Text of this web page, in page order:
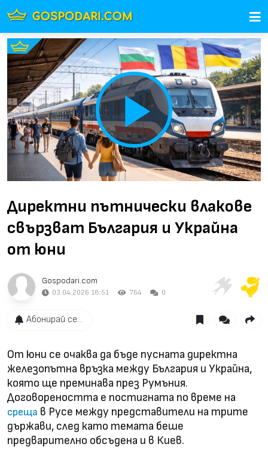
Play
Video
Директни пътнически влакове
свързват България и Украйна
от юни
Gospodari.com
03.04.2026 18:51 764 0
Абонирай се...
От юни се очаква да бъде пусната директна
железопътна връзка между България и Украйна,
която ще преминава през Румъния.
Договореността е постигната по време на
среща в Русе между представители на трите
държави, след като темата беше
предварително обсъдена и в Киев.